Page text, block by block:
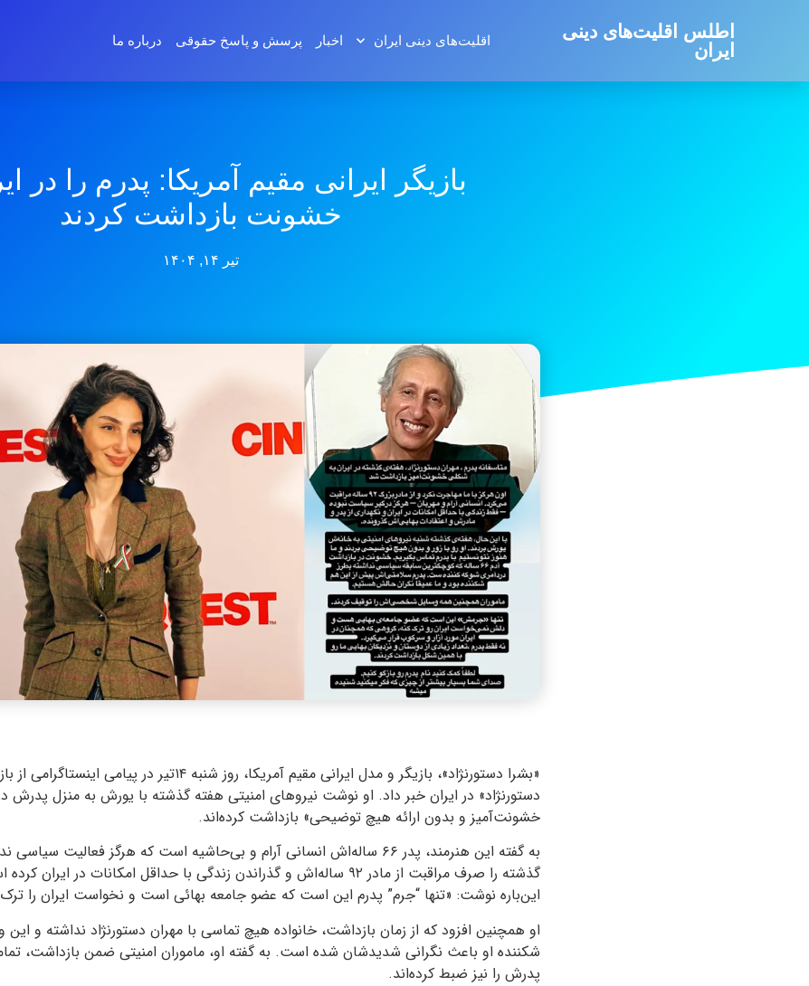
اطلس اقلیت‌های دینی
ایران
اقلیت‌های دینی ایران اخبار پرسش و پاسخ‌ حقوقی درباره ما
بازیگر ایرانی مقیم آمریکا: پدرم را در
خشونت بازداشت کردند
تیر ۱۴, ۱۴۰۴
«بشرا دستورنژاد»، بازیگر و مدل ایرانی مقیم آمریکا، روز شنبه
دستورنژاد» در ایران خبر داد. او نوشت نیروهای امنیتی هفته گذشته با یورش به منزل پدرش
خشونت‌آمیز و بدون ارائه هیچ توضیحی» بازداشت کرده‌اند.
به گفته این هنرمند، پدر ۶۶ ساله‌اش انسانی آرام و بی‌حاشیه است که هرگز فعالیت
گذشته را صرف مراقبت از مادر ۹۲ ساله‌اش و گذراندن زندگی با حداقل امکانات در
این‌باره نوشت: «تنها “جرم” پدرم این است که عضو جامعه بهائی است و نخواست ایران را
او همچنین افزود که از زمان بازداشت، خانواده هیچ تماسی با مهران دستورنژاد نداشته و
شکننده او باعث نگرانی شدیدشان شده است. به گفته او، ماموران امنیتی ضمن بازداشت،
پدرش را نیز ضبط کرده‌اند.